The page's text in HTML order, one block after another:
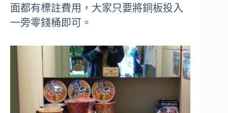
面都有標註費用，大家只要將銅板投入
一旁零錢桶即可。